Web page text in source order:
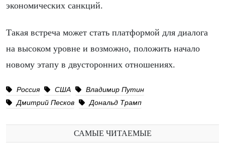
экономических санкций.
Такая встреча может стать платформой для диалога
на высоком уровне и возможно, положить начало
новому этапу в двусторонних отношениях.
Россия США
Владимир Путин
Дмитрий Песков
Дональд Трамп
САМЫЕ ЧИТАЕМЫЕ